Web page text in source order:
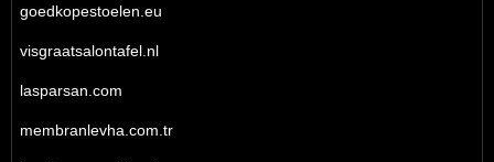
goedkopestoelen.eu
visgraatsalontafel.nl
lasparsan.com
membranlevha.com.tr